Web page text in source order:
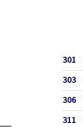
301
303
306
311